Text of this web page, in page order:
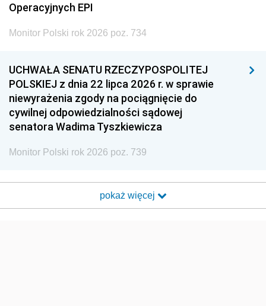
Operacyjnych EPI
Monitor Polski rok 2026 poz. 734
UCHWAŁA SENATU RZECZYPOSPOLITEJ
POLSKIEJ z dnia 22 lipca 2026 r. w sprawie
niewyrażenia zgody na pociągnięcie do
cywilnej odpowiedzialności sądowej
senatora Wadima Tyszkiewicza
Monitor Polski rok 2026 poz. 739
pokaż więcej